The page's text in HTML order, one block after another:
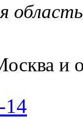
область
и
14